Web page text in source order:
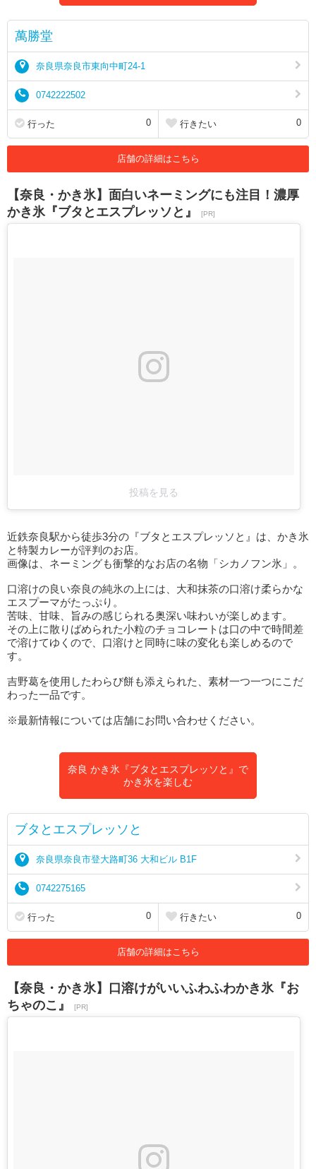
萬勝堂
奈良県奈良市東向中町24-1
0742222502
行った 0 行きたい 0
店舗の詳細はこちら
【奈良・かき氷】面白いネーミングにも注目！濃厚
かき氷『ブタとエスプレッソと』
[PR]
投稿を見る
近鉄奈良駅から徒歩3分の『ブタとエスプレッソと』は、かき氷
と特製カレーが評判のお店。
画像は、ネーミングも衝撃的なお店の名物「シカノフン氷」。
口溶けの良い奈良の純氷の上には、大和抹茶の口溶け柔らかな
エスプーマがたっぷり。
苦味、甘味、旨みの感じられる奥深い味わいが楽しめます。
その上に散りばめられた小粒のチョコレートは口の中で時間差
で溶けてゆくので、口溶けと同時に味の変化も楽しめるので
す。
吉野葛を使用したわらび餅も添えられた、素材一つ一つにこだ
わった一品です。
※最新情報については店舗にお問い合わせください。
奈良 かき氷『ブタとエスプレッソと』で
かき氷を楽しむ
ブタとエスプレッソと
奈良県奈良市登大路町36 大和ビル B1F
0742275165
行った 0 行きたい 0
店舗の詳細はこちら
【奈良・かき氷】口溶けがいいふわふわかき氷『お
ちゃのこ』
[PR]